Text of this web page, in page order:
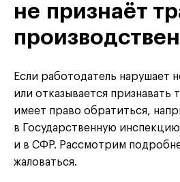
не признаёт
Если работодатель нарушает
или отказывается признавать
имеет право обратиться,
в Государственную
и в СФР. Рассмотрим
жаловаться.